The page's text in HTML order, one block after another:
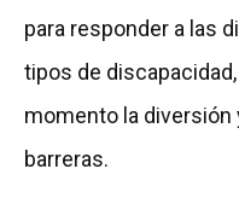
para responder a las
tipos de
momento la
barreras.